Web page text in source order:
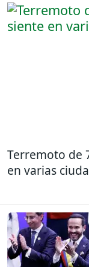
Terremoto de
en varias